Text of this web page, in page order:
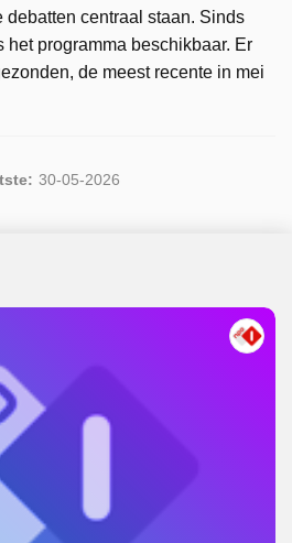
debatten centraal staan. Sinds
het programma beschikbaar. Er
de meest recente in mei
30-05-2026